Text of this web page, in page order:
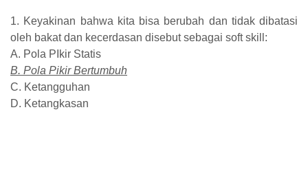
1. Keyakinan bahwa kita bisa berubah dan tidak dibatasi
oleh bakat dan kecerdasan disebut sebagai soft skill:
A. Pola PIkir Statis
B. Pola Pikir Bertumbuh
C. Ketangguhan
D. Ketangkasan